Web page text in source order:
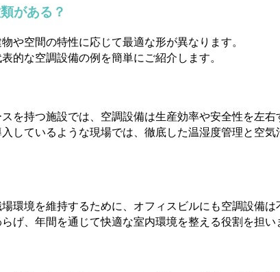
がある？
や空間の特性に応じて最適な形が異なります。
的な空調設備の例を簡単にご紹介します。
を持つ施設では、空調設備は生産効率や安全性を左右
しているような現場では、徹底した温湿度管理と空気
環境を維持するために、オフィスビルにも空調設備は
げ、年間を通じて快適な室内環境を整える役割を担い